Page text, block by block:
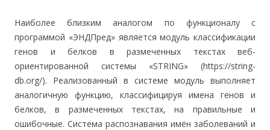
Наиболее близким аналогом по функционалу с
программой «ЭНДПред» является модуль классификации
генов и белков в размеченных текстах веб-
ориентированной системы «STRING» (https://string-
db.org/). Реализованный в системе модуль выполняет
аналогичную функцию, классифицируя имена генов и
белков, в размеченных текстах, на правильные и
ошибочные. Система распознавания имён заболеваний и